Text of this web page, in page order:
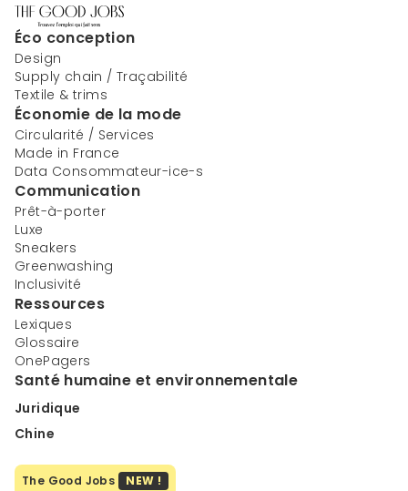
Éco conception
Design
Supply chain / Traçabilité
Textile & trims
Économie de la mode
Circularité / Services
Made in France
Data Consommateur-ice-s
Communication
Prêt-à-porter
Luxe
Sneakers
Greenwashing
Inclusivité
Ressources
Lexiques
Glossaire
OnePagers
Santé humaine et environnementale
Juridique
Chine
The Good Jobs NEW !